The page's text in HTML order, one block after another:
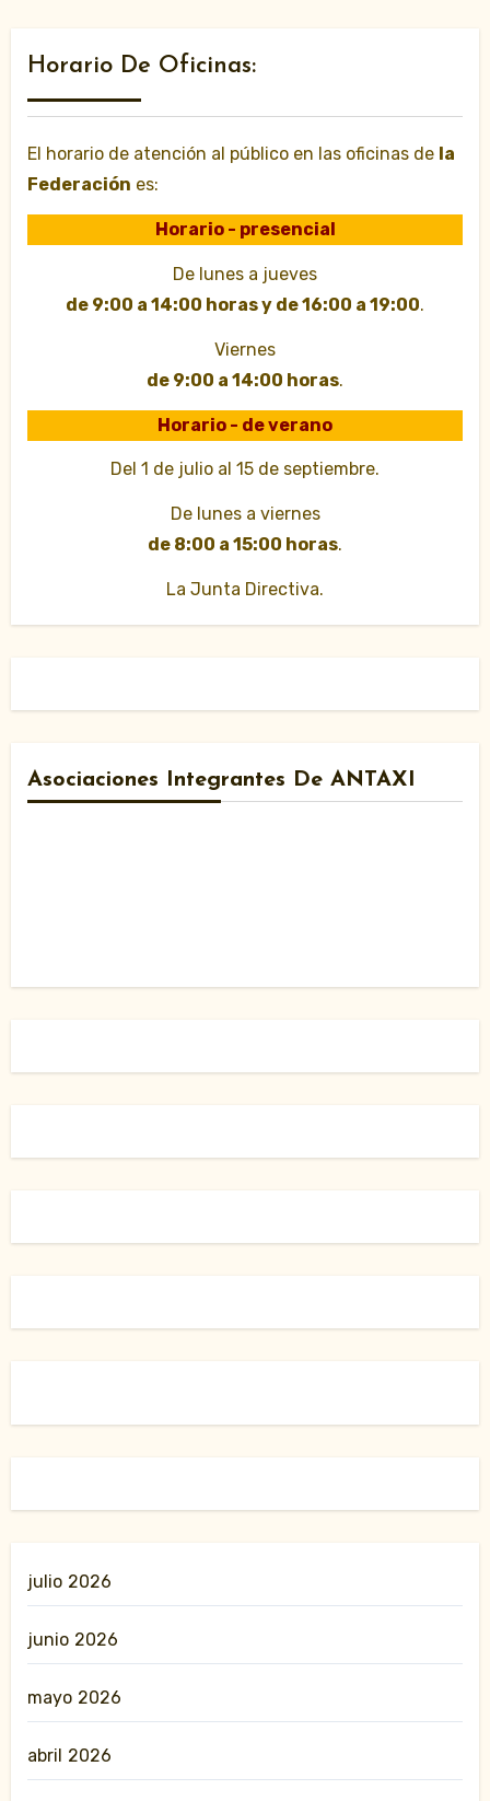
Horario De Oficinas:
El horario de atención al público en las oficinas de la
Federación es:
Horario - presencial
De lunes a jueves
de 9:00 a 14:00 horas y de 16:00 a 19:00.
Viernes
de 9:00 a 14:00 horas.
Horario - de verano
Del 1 de julio al 15 de septiembre.
De lunes a viernes
de 8:00 a 15:00 horas.
La Junta Directiva.
Asociaciones Integrantes De ANTAXI
julio 2026
junio 2026
mayo 2026
abril 2026